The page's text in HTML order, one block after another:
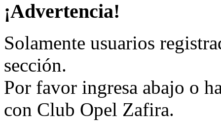
¡Advertencia!
Solamente usuarios
sección.
Por favor ingresa abajo o
con Club Opel Zafira.